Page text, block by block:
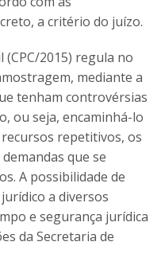
a critério do juízo.
(CPC/2015) regula no
mediante a
tenham controvérsias
ou seja, encaminhá-lo
repetitivos, os
que se
A possibilidade de
a diversos
e segurança jurídica
da Secretaria de